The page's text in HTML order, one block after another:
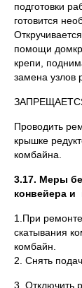
подготовки
готовится
помощи
крепи,
замена узлов
Проводить
крышке
комбайна.
3.17. Меры
конвейера и
1.При
скатывания
2. Снять
3. Отключить